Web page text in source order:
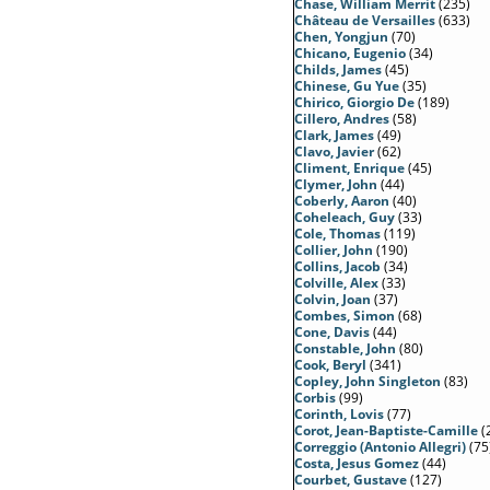
Chase, William Merrit(235)
Château de Versailles(633)
Chen, Yongjun (70)
Chicano, Eugenio(34)
Childs, James(45)
Chinese, Gu Yue(35)
Chirico, Giorgio De(189)
Cillero, Andres(58)
Clark, James(49)
Clavo, Javier(62)
Climent, Enrique(45)
Clymer, John (44)
Coberly, Aaron (40)
Coheleach, Guy(33)
Cole, Thomas(119)
Collier, John (190)
Collins, Jacob (34)
Colville, Alex(33)
Colvin, Joan (37)
Combes, Simon (68)
Cone, Davis(44)
Constable, John (80)
Cook, Beryl (341)
Copley, John Singleton (83)
Corbis(99)
Corinth, Lovis(77)
Corot, Jean-Baptiste-Camille
Correggio (Antonio Allegri)
Costa, Jesus Gomez(44)
Courbet, Gustave(127)